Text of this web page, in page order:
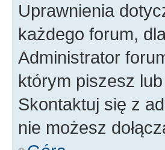
Uprawnienia
każdego forum,
Administrator
którym piszesz
Skontaktuj się z
nie możesz